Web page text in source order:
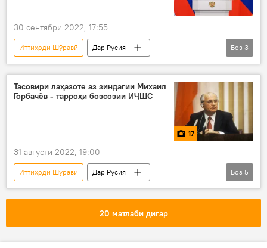
30 сентябри 2022, 17:55
Иттиҳоди Шӯравӣ
Дар Русия
Владимир Путин
Раисҷумҳур
Боз 3
Тасовири лаҳазоте аз зиндагии Михаил
Горбачёв - тарроҳи бозсозии ИҶШС
17
31 августи 2022, 19:00
Иттиҳоди Шӯравӣ
Дар Русия
Михаил Горбачёв
даргузашт
Акс
Боз 5
20 матлаби дигар